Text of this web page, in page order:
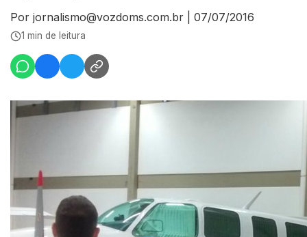
Por jornalismo@vozdoms.com.br 07/07/2016
1 min de leitura